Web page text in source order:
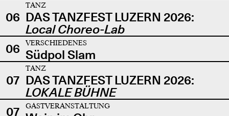
06
TANZ
DAS TANZFEST LUZERN 2026:
Local Choreo-Lab
06
VERSCHIEDENES
Südpol Slam
07
TANZ
DAS TANZFEST LUZERN 2026:
LOKALE BÜHNE
07
GASTVERANSTALTUNG